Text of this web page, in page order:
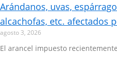
Arándanos, uvas,
alcachofas, etc. afectados
agosto 3, 2026
El arancel impuesto